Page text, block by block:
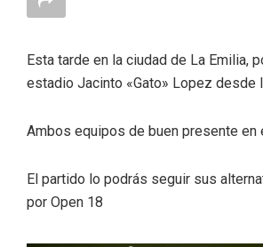
Esta tarde en la ciudad de La Emilia,
estadio Jacinto «Gato» Lopez desde
Ambos equipos de buen presente en
El partido lo podrás seguir sus
por Open 18